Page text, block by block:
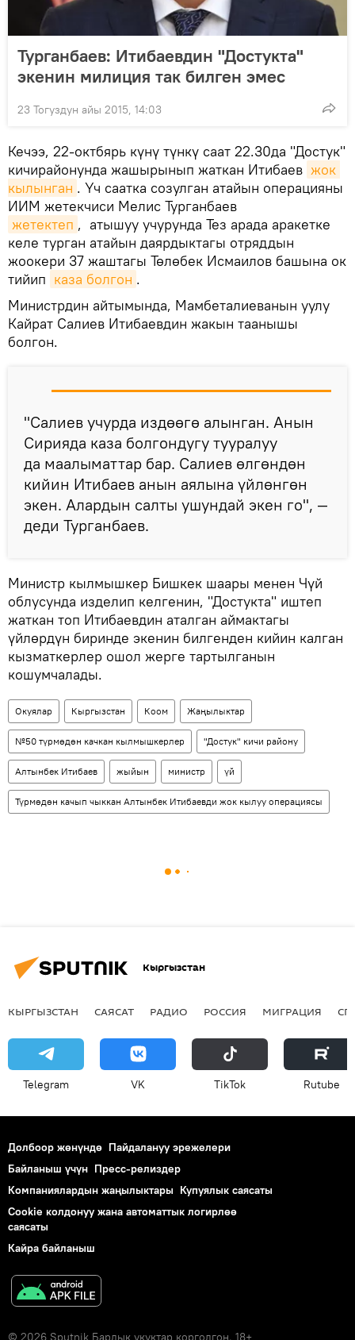
Турганбаев: Итибаевдин "Достукта"
экенин милиция так билген эмес
23 Тогуздун айы 2015, 14:03
Кечээ, 22-октбярь күнү түнкү саат 22.30да "Достук"
кичирайонунда жашырынып жаткан Итибаев жок
кылынган . Үч саатка созулган атайын операцияны
ИИМ жетекчиси Мелис Турганбаев
жетектеп , атышуу учурунда Тез арада аракетке
келе турган атайын даярдыктагы отряддын
жоокери 37 жаштагы Төлөбек Исмаилов башына ок
тийип каза болгон .
Министрдин айтымында, Мамбеталиеванын уулу
Кайрат Салиев Итибаевдин жакын таанышы
болгон.
"Салиев учурда издөөгө алынган. Анын
Сирияда каза болгондугу тууралуу
да маалыматтар бар. Салиев өлгөндөн
кийин Итибаев анын аялына үйлөнгөн
экен. Алардын салты ушундай экен го", —
деди Турганбаев.
Министр кылмышкер Бишкек шаары менен Чүй
облусунда изделип келгенин, "Достукта" иштеп
жаткан топ Итибаевдин аталган аймактагы
үйлөрдүн биринде экенин билгенден кийин калган
кызматкерлер ошол жерге тартылганын
кошумчалады.
Окуялар Кыргызстан Коом Жаңылыктар
№50 түрмөдөн качкан кылмышкерлер "Достук" кичи району
Алтынбек Итибаев жыйын министр үй
Түрмөдөн качып чыккан Алтынбек Итибаевди жок кылуу операциясы
Кыргызстан
КЫРГЫЗСТАН САЯСАТ РАДИО РОССИЯ МИГРАЦИЯ
Telegram VK ТikТоk Rutube
Долбоор жөнүндө Пайдалануу эрежелери
Байланыш үчүн Пресс-релиздер
Компаниялардын жаңылыктары Купуялык саясаты
Cookie колдонуу жана автоматтык логирлөө
саясаты
Кайра байланыш
© 2026 Sputnik Бардык укуктар корголгон. 18+